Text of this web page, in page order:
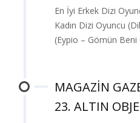
En İyi Erkek Dizi
Kadın Dizi Oyuncu
(Eypio – Gömün Beni
MAGAZİN
23. ALTIN